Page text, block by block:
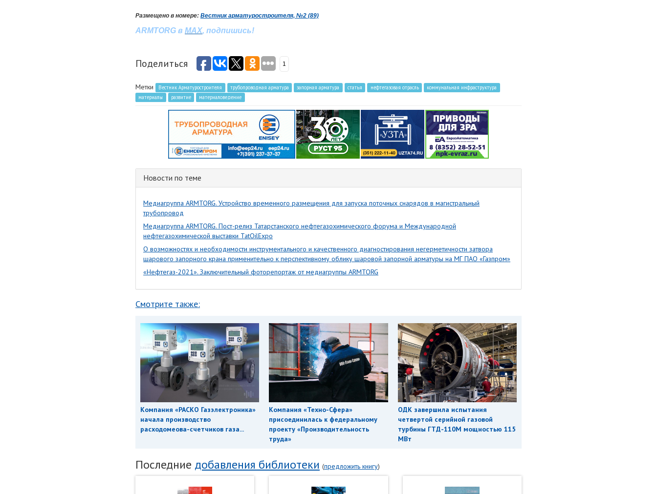
Размещено в номере: Вестник арматуростроителя, №2 (89)
ARMTORG в MAX, подпишись!
Поделиться 1
Метки Вестник Арматуростроителя трубопроводная арматура запорная арматура статья нефтегазовая отрасль
коммунальная инфраструктура
материалы
развитие материаловедение
Новости по теме
Медиагруппа ARMTORG. Устройство временного размещения для запуска поточных снарядов в магистральный
трубопровод
Медиагруппа ARMTORG. Пост-релиз Татарстанского нефтегазохимического форума и Международной
нефтегазохимической выставки TatOilExpo
О возможностях и необходимости инструментального и качественного диагностирования негерметичности затвора
шарового запорного крана применительно к перспективному облику шаровой запорной арматуры на МГ ПАО «Газпром»
«Нефтегаз-2021». Заключительный фоторепортаж от медиагруппы ARMTORG
Смотрите также:
Компания «РАСКО Газэлектроника»
начала производство
расходомеова-счетчиков газа...
Компания «Техно-Сфера»
присоединилась к федеральному
проекту «Производительность
труда»
ОДК завершила испытания
четвертой серийной газовой
турбины ГТД-110М мощностью 115
МВт
Последние добавления библиотеки (предложить книгу)